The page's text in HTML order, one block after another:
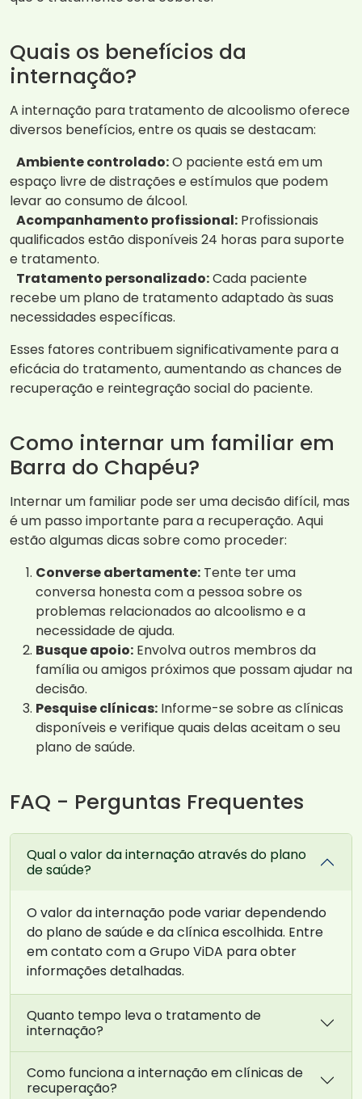
Quais os benefícios da
internação?
A internação para tratamento de alcoolismo oferece
diversos benefícios, entre os quais se destacam:
Ambiente controlado:O paciente está em um
espaço livre de distrações e estímulos que podem
levar ao consumo de álcool.
Acompanhamento profissional: Profissionais
qualificados estão disponíveis 24 horas para suporte
e tratamento.
Tratamento personalizado:Cada paciente
recebe um plano de tratamento adaptado às suas
necessidades específicas.
Esses fatores contribuem significativamente para a
eficácia do tratamento, aumentando as chances de
recuperação e reintegração social do paciente.
Como internar um familiar em
Barra do Chapéu?
Internar um familiar pode ser uma decisão difícil, mas
é um passo importante para a recuperação. Aqui
estão algumas dicas sobre como proceder:
Converse abertamente: Tente ter uma
conversa honesta com a pessoa sobre os
problemas relacionados ao alcoolismo e a
necessidade de ajuda.
Busque apoio: Envolva outros membros da
família ou amigos próximos que possam ajudar na
decisão.
Pesquise clínicas: Informe-se sobre as clínicas
disponíveis e verifique quais delas aceitam o seu
plano de saúde.
FAQ - Perguntas Frequentes
Qual o valor da internação através do plano
de saúde?
O valor da internação pode variar dependendo
do plano de saúde e da clínica escolhida. Entre
em contato com a Grupo ViDA para obter
informações detalhadas.
Quanto tempo leva o tratamento de
internação?
Como funciona a internação em clínicas de
recuperação?